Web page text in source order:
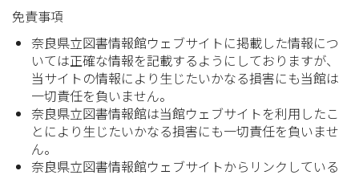
免責事項
奈良県立図書情報館ウェブサイトに掲載した情報につ
いては正確な情報を記載するようにしておりますが、
当サイトの情報により生じたいかなる損害にも当館は
一切責任を負いません。
奈良県立図書情報館は当館ウェブサイトを利用したこ
とにより生じたいかなる損害にも一切責任を負いませ
ん。
奈良県立図書情報館ウェブサイトからリンクしている